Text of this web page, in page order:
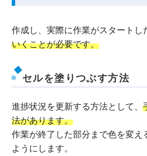
作成し、実際に作業がスタートし
いくことが必要です。
セルを塗りつぶす方法
進捗状況を更新する方法として、
法があります。
作業が終了した部分まで色を変え
ようにします。